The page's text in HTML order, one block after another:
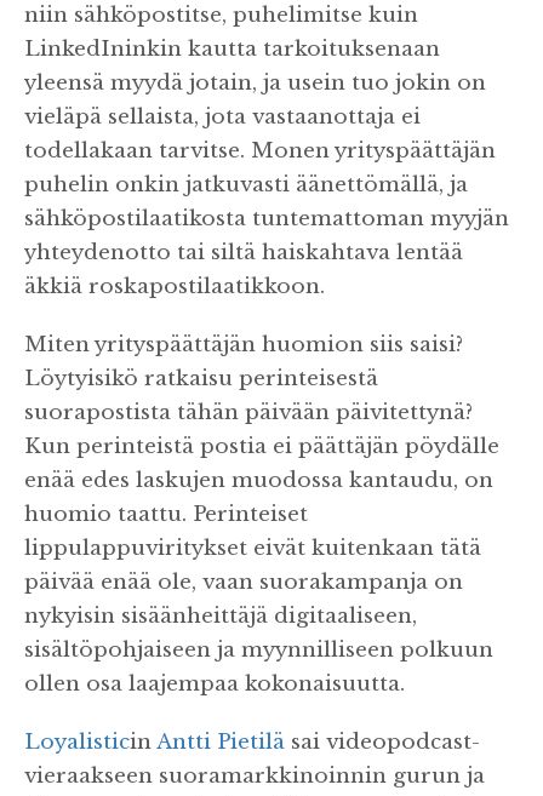
niin sähköpostitse, puhelimitse kuin
LinkedIninkin kautta tarkoituksenaan
yleensä myydä jotain, ja usein tuo jokin on
vieläpä sellaista, jota vastaanottaja ei
todellakaan tarvitse. Monen yrityspäättäjän
puhelin onkin jatkuvasti äänettömällä, ja
sähköpostilaatikosta tuntemattoman myyjän
yhteydenotto tai siltä haiskahtava lentää
äkkiä roskapostilaatikkoon.
Miten yrityspäättäjän huomion siis saisi?
Löytyisikö ratkaisu perinteisestä
suorapostista tähän päivään päivitettynä?
Kun perinteistä postia ei päättäjän pöydälle
enää edes laskujen muodossa kantaudu, on
huomio taattu. Perinteiset
lippulappuviritykset eivät kuitenkaan tätä
päivää enää ole, vaan suorakampanja on
nykyisin sisäänheittäjä digitaaliseen,
sisältöpohjaiseen ja myynnilliseen polkuun
ollen osa laajempaa kokonaisuutta.
LoyalisticinAntti Pietilä sai videopodcast-
vieraakseen suoramarkkinoinnin gurun ja